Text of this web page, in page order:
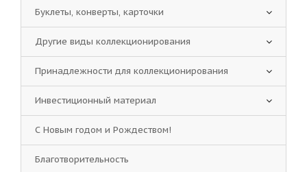
Буклеты, конверты, карточки
Другие виды коллекционирования
Принадлежности для коллекционирования
Инвестиционный материал
С Новым годом и Рождеством!
Благотворительность